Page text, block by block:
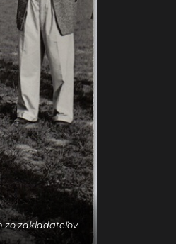
zo zakladateľov